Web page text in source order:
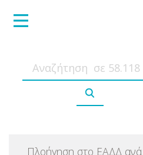
Πλοήγηση στο ΕΑΔΔ ανά